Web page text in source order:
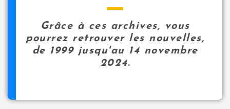
Grâce à ces archives, vous
pourrez retrouver les nouvelles,
de 1999 jusqu'au 14 novembre
2024.